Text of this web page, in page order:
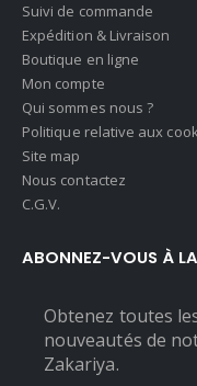
Suivi de commande
Expédition & Livraison
Boutique en ligne
Mon compte
Qui sommes nous ?
Politique relative aux
Site map
Nous contactez
C.G.V.
ABONNEZ-VOUS À
Obtenez toutes
nouveautés de
Zakariya.